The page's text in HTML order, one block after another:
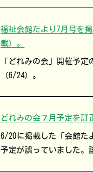
福祉会館たより7月号を
載）。
「どれみの会」開催予
（6/24）。
どれみの会７月予定を訂
6/20に掲載した「会館た
予定が誤っていました。